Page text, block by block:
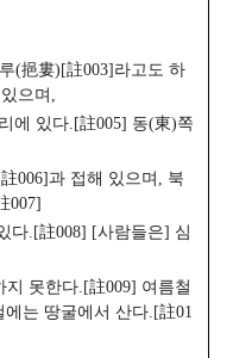
(挹婁)[註003]라고도 하
으며,
에 있다.[註005] 동(東)쪽
006]과 접해 있으며, 북
007]
다.[註008] [사람들은] 심
못한다.[註009] 여름철
는 땅굴에서 산다.[註01